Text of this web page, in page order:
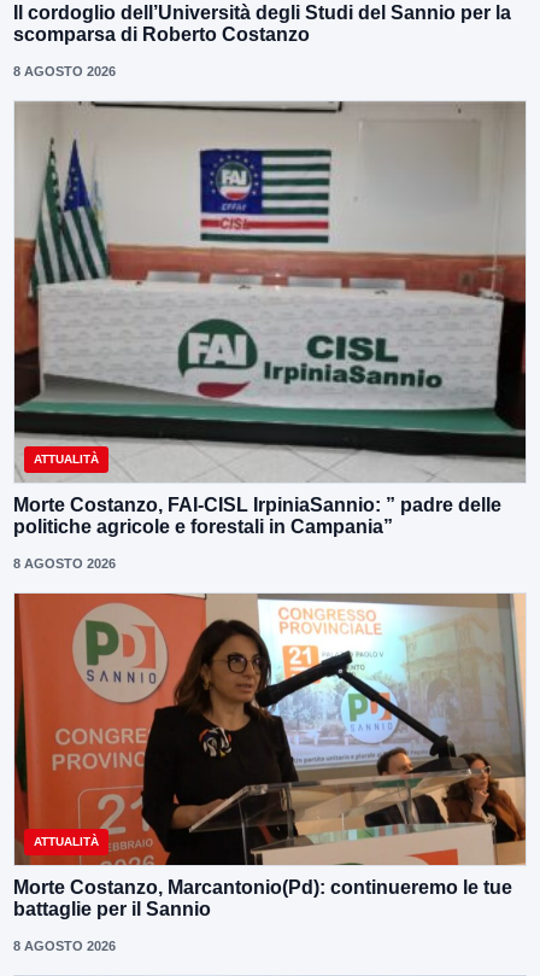
Il cordoglio dell’Università degli Studi del Sannio per la
scomparsa di Roberto Costanzo
8 AGOSTO 2026
ATTUALITÀ
Morte Costanzo, FAI-CISL IrpiniaSannio: ” padre delle
politiche agricole e forestali in Campania”
8 AGOSTO 2026
ATTUALITÀ
Morte Costanzo, Marcantonio(Pd): continueremo le tue
battaglie per il Sannio
8 AGOSTO 2026